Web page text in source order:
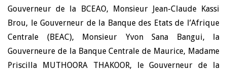
Gouverneur de la BCEAO, Monsieur Jean-Claude Kassi
Brou, le Gouverneur de la Banque des Etats de l’Afrique
Centrale (BEAC), Monsieur Yvon Sana Bangui, la
Gouverneure de la Banque Centrale de Maurice, Madame
Priscilla MUTHOORA THAKOOR, le Gouverneur de la